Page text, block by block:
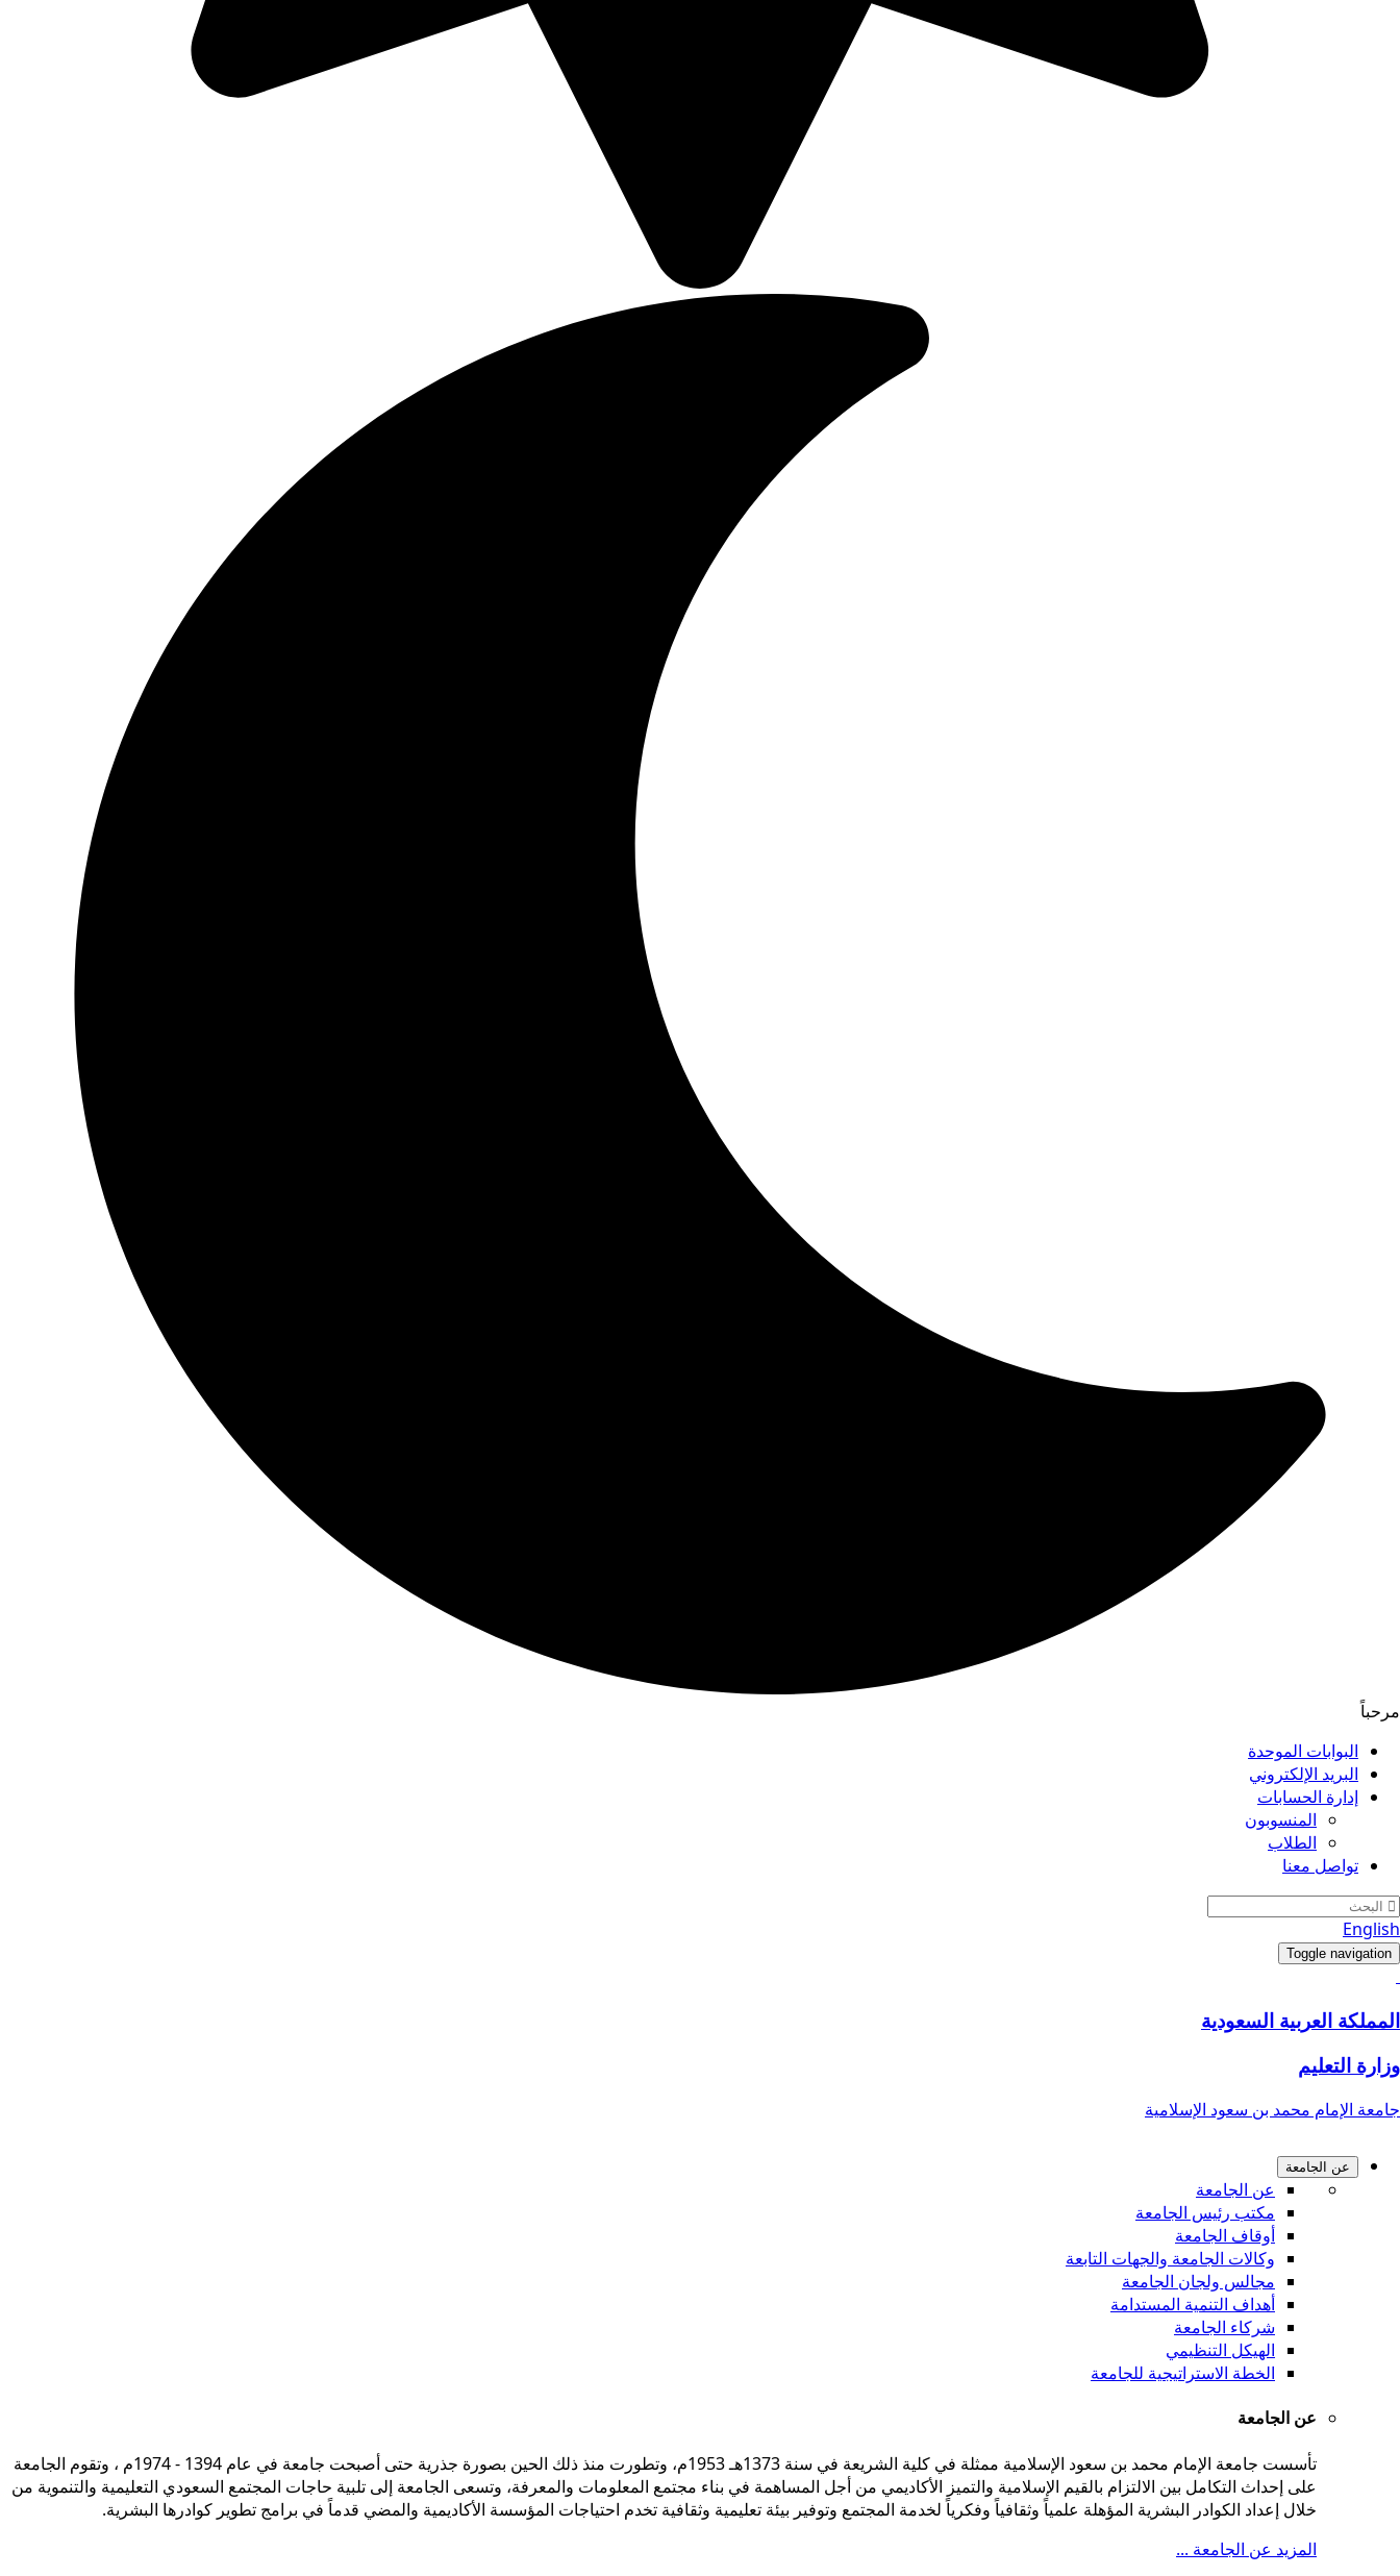
مرحباً
البوابات الموحدة
البريد الإلكتروني
إدارة الحسابات
المنسوبون
الطلاب
تواصل معنا
English
Toggle navigation
المملكة العربية السعودية
وزارة التعليم
جامعة الإمام محمد بن سعود الإسلامية
عن الجامعة
عن الجامعة
مكتب رئيس الجامعة
أوقاف الجامعة
وكالات الجامعة والجهات التابعة
مجالس ولجان الجامعة
أهداف التنمية المستدامة
شركاء الجامعة
الهيكل التنظيمي
الخطة الاستراتيجية للجامعة
عن الجامعة
تأسست جامعة الإمام محمد بن سعود الإسلامية ممثلة في كلية الشريعة في سنة 1373هـ 1953م، وتطورت منذ ذلك الحين بصورة جذرية حتى أصبحت جامعة في عام 1394 - 1974م ، وتقوم الجامعة
على إحداث التكامل بين الالتزام بالقيم الإسلامية والتميز الأكاديمي من أجل المساهمة في بناء مجتمع المعلومات والمعرفة، وتسعى الجامعة إلى تلبية حاجات المجتمع السعودي التعليمية والتنموية من
خلال إعداد الكوادر البشرية المؤهلة علمياً وثقافياً وفكرياً لخدمة المجتمع وتوفير بيئة تعليمية وثقافية تخدم احتياجات المؤسسة الأكاديمية والمضي قدماً في برامج تطوير كوادرها البشرية.
المزيد عن الجامعة ...